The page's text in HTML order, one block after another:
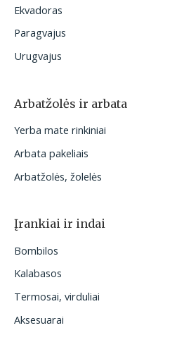
Ekvadoras
Paragvajus
Urugvajus
Arbatžolės ir arbata
Yerba mate rinkiniai
Arbata pakeliais
Arbatžolės, žolelės
Įrankiai ir indai
Bombilos
Kalabasos
Termosai, virduliai
Aksesuarai